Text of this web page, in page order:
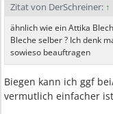
Zitat von DerSchreiner: ↑
ähnlich wie ein Attika
Bleche selber ? Ich denk
sowieso beauftragen
Biegen kann ich ggf
vermutlich einfacher